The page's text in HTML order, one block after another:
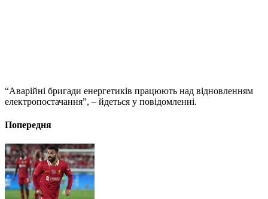
“Аварійні бригади енергетиків працюють над відновленням
електропостачання”, – йдеться у повідомленні.
Попередня